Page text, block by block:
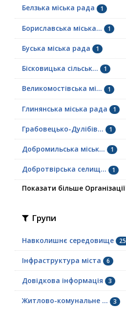
Белзька міська рада 1
Бориславська міська... 1
Буська міська рада 1
Бісковицька сільськ... 1
Великомостівська мі... 1
Глинянська міська рада 1
Грабовецько-Дулібів... 1
Добромильська міськ... 1
Добротвірська селищ... 1
Показати більше Організації
Групи
Навколишнє середовище 25
Інфраструктура міста 6
Довідкова інформація 3
Житлово-комунальне ... 3